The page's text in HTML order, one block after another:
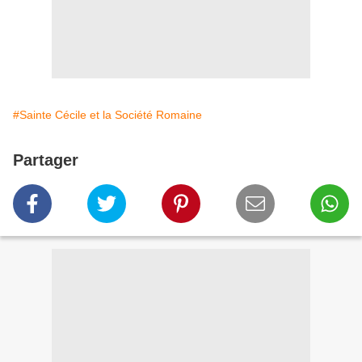
#Sainte Cécile et la Société Romaine
Partager